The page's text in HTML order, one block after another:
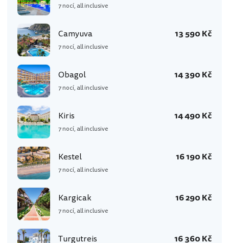
7 nocí, all inclusive
Camyuva
7 nocí, all inclusive
13 590 Kč
Obagol
7 nocí, all inclusive
14 390 Kč
Kiris
7 nocí, all inclusive
14 490 Kč
Kestel
7 nocí, all inclusive
16 190 Kč
Kargicak
7 nocí, all inclusive
16 290 Kč
Turgutreis 16 360 Kč